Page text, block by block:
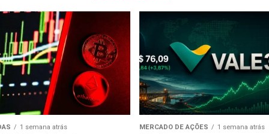
1 semana atrás MERCADO DE AÇÕES 1 semana atrás